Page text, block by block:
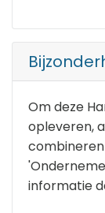
Om deze
opleveren,
informatie